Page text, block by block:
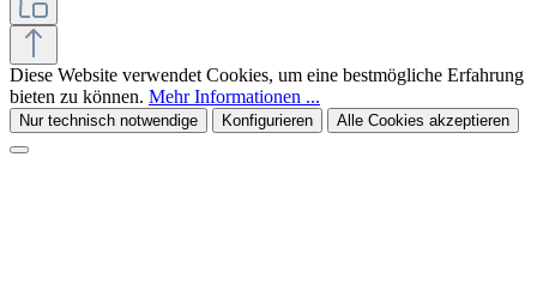
Diese Website verwendet Cookies, um eine bestmögliche Erfahrung
bieten zu können. Mehr Informationen ...
Nur technisch notwendige Konfigurieren Alle Cookies akzeptieren